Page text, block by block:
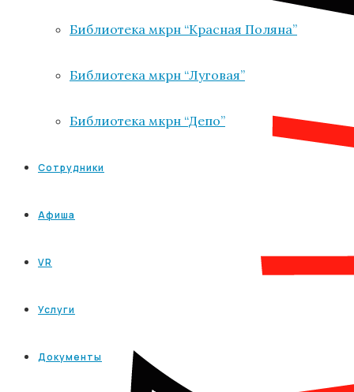
Библиотека мкрн “Красная Поляна”
Библиотека мкрн “Луговая”
Библиотека мкрн “Депо”
Сотрудники
Афиша
VR
Услуги
Документы